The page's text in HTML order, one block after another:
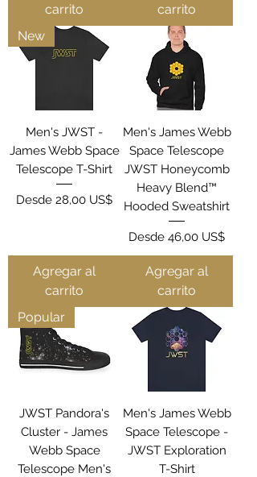
carrito
carrito
New
Men's JWST -
James Webb Space
Telescope T-Shirt
Desde 28,00 US$
Precio de oferta
Agregar al
carrito
Men's James Webb
Space Telescope
JWST Honeycomb
Heavy Blend™
Hooded Sweatshirt
Desde 46,00 US$
Precio de oferta
Agregar al
carrito
Popular
JWST Pandora's
Cluster - James
Webb Space
Telescope Men's
Men's James Webb
Space Telescope -
JWST Exploration
T-Shirt